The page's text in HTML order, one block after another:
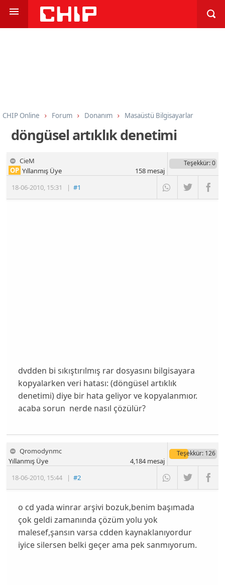
CHIP Online Forum Donanım Masaüstü Bilgisayarlar
döngüsel artıklık denetimi
CieM
18-06-2010, 15:31 |#1
OP Yıllanmış Üye
Teşekkür: 0
158mesaj
dvdden bi sıkıştırılmış rar dosyasını bilgisayara
kopyalarken veri hatası: (döngüsel artıklık
denetimi) diye bir hata geliyor ve kopyalanmıor.
acaba sorun nerde nasıl çözülür?
Qromodynmc
18-06-2010, 15:44 |#2
Yıllanmış Üye
Teşekkür: 126
4,184mesaj
o cd yada winrar arşivi bozuk,benim başımada
çok geldi zamanında çözüm yolu yok
malesef,şansın varsa cdden kaynaklanıyordur
iyice silersen belki geçer ama pek sanmıyorum.